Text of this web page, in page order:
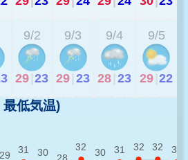
9/2
29 23
9/3
29 23
9/4
28 23
9/5
29 22
低気温)